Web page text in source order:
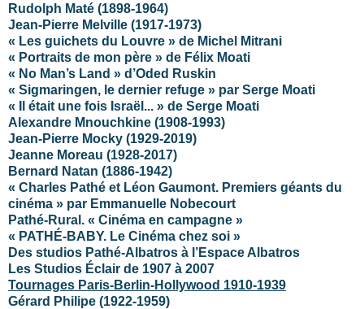
Rudolph Maté (1898-1964)
Jean-Pierre Melville (1917-1973)
« Les guichets du Louvre » de Michel Mitrani
« Portraits de mon père » de Félix Moati
« No Man’s Land » d’Oded Ruskin
« Sigmaringen, le dernier refuge » par Serge Moati
« Il était une fois Israël... » de Serge Moati
Alexandre Mnouchkine (1908-1993)
Jean-Pierre Mocky (1929-2019)
Jeanne Moreau (1928-2017)
Bernard Natan (1886-1942)
« Charles Pathé et Léon Gaumont. Premiers géants du
cinéma » par Emmanuelle Nobecourt
Pathé-Rural. « Cinéma en campagne »
« PATHÉ-BABY. Le Cinéma chez soi »
Des studios Pathé-Albatros à l’Espace Albatros
Les Studios Éclair de 1907 à 2007
Tournages Paris-Berlin-Hollywood 1910-1939
Gérard Philipe (1922-1959)